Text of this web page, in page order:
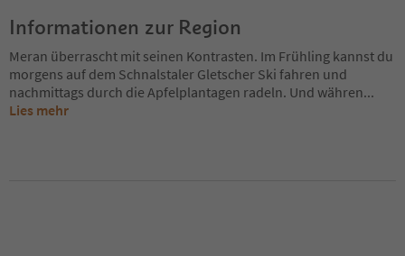
Informationen zur Region
Meran überrascht mit seinen Kontrasten. Im Frühling kannst du
morgens auf dem Schnalstaler Gletscher Ski fahren und
nachmittags durch die Apfelplantagen radeln. Und währen...
Lies mehr